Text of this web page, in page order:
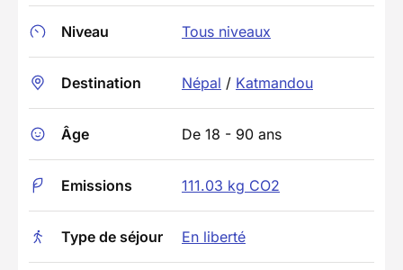
Niveau Tous niveaux
Destination Népal / Katmandou
Âge De 18 - 90 ans
Emissions 111.03 kg CO2
Type de séjour En liberté